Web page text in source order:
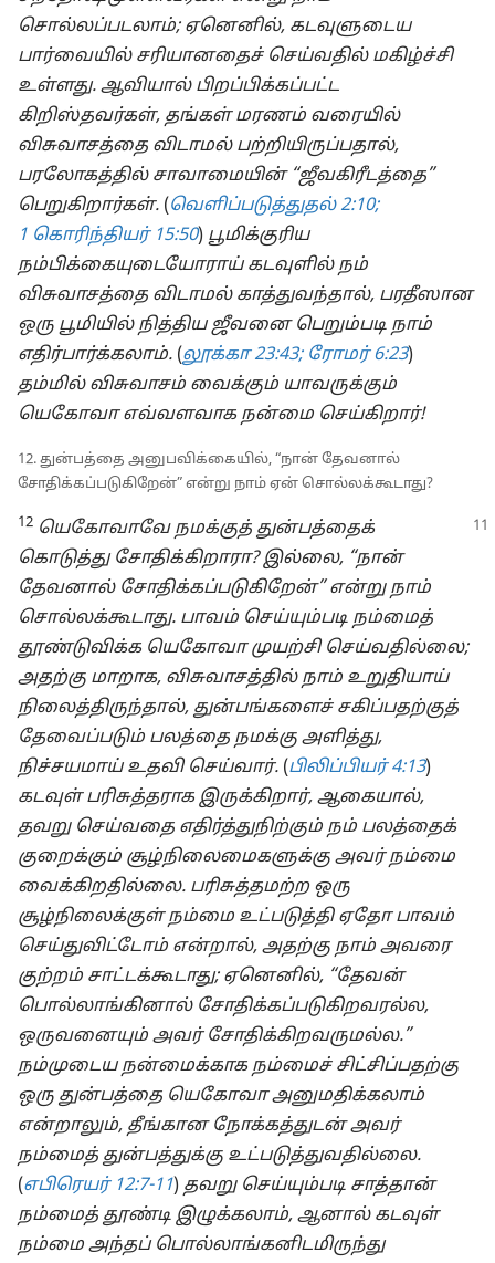
சொல்லப்படலாம்; ஏனெனில், கடவுளுடைய
பார்வையில் சரியானதைச் செய்வதில் மகிழ்ச்சி
உள்ளது. ஆவியால் பிறப்பிக்கப்பட்ட
கிறிஸ்தவர்கள், தங்கள் மரணம் வரையில்
விசுவாசத்தை விடாமல் பற்றியிருப்பதால்,
பரலோகத்தில் சாவாமையின் “ஜீவகிரீடத்தை”
பெறுகிறார்கள். (வெளிப்படுத்துதல் 2:10;
1 கொரிந்தியர் 15:50) பூமிக்குரிய
நம்பிக்கையுடையோராய் கடவுளில் நம்
விசுவாசத்தை விடாமல் காத்துவந்தால், பரதீஸான
ஒரு பூமியில் நித்திய ஜீவனை பெறும்படி நாம்
எதிர்பார்க்கலாம். (லூக்கா 23:43; ரோமர் 6:23)
தம்மில் விசுவாசம் வைக்கும் யாவருக்கும்
யெகோவா எவ்வளவாக நன்மை செய்கிறார்!
12. துன்பத்தை அனுபவிக்கையில், “நான் தேவனால்
சோதிக்கப்படுகிறேன்” என்று நாம் ஏன் சொல்லக்கூடாது?
12 யெகோவாவே நமக்குத் துன்பத்தைக்
கொடுத்து சோதிக்கிறாரா? இல்லை, “நான்
தேவனால் சோதிக்கப்படுகிறேன்” என்று நாம்
சொல்லக்கூடாது. பாவம் செய்யும்படி நம்மைத்
தூண்டுவிக்க யெகோவா முயற்சி செய்வதில்லை;
அதற்கு மாறாக, விசுவாசத்தில் நாம் உறுதியாய்
நிலைத்திருந்தால், துன்பங்களைச் சகிப்பதற்குத்
தேவைப்படும் பலத்தை நமக்கு அளித்து,
நிச்சயமாய் உதவி செய்வார். (பிலிப்பியர் 4:13)
கடவுள் பரிசுத்தராக இருக்கிறார், ஆகையால்,
தவறு செய்வதை எதிர்த்துநிற்கும் நம் பலத்தைக்
குறைக்கும் சூழ்நிலைமைகளுக்கு அவர் நம்மை
வைக்கிறதில்லை. பரிசுத்தமற்ற ஒரு
சூழ்நிலைக்குள் நம்மை உட்படுத்தி ஏதோ பாவம்
செய்துவிட்டோம் என்றால், அதற்கு நாம் அவரை
குற்றம் சாட்டக்கூடாது; ஏனெனில், “தேவன்
பொல்லாங்கினால் சோதிக்கப்படுகிறவரல்ல,
ஒருவனையும் அவர் சோதிக்கிறவருமல்ல.”
நம்முடைய நன்மைக்காக நம்மைச் சிட்சிப்பதற்கு
ஒரு துன்பத்தை யெகோவா அனுமதிக்கலாம்
என்றாலும், தீங்கான நோக்கத்துடன் அவர்
நம்மைத் துன்பத்துக்கு உட்படுத்துவதில்லை.
(எபிரெயர் 12:7-11) தவறு செய்யும்படி சாத்தான்
நம்மைத் தூண்டி இழுக்கலாம், ஆனால் கடவுள்
நம்மை அந்தப் பொல்லாங்கனிடமிருந்து